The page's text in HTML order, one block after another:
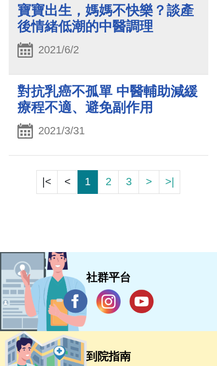
寶寶出生，媽媽不快樂？談產
後情緒低潮的中醫調理
2021/6/2
對抗乳癌不孤單 中醫輔助減緩
療程不適、避免副作用
2021/3/31
|< < 1 2 3 > >|
社群平台
到院指南